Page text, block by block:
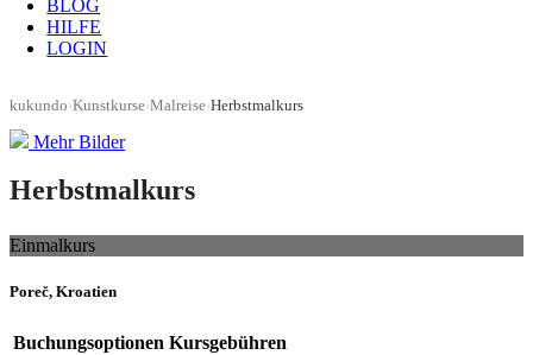
BLOG
HILFE
LOGIN
kukundo›Kunstkurse›Malreise›Herbstmalkurs
Mehr Bilder
Herbstmalkurs
Einmalkurs
Poreč, Kroatien
Buchungsoptionen Kursgebühren